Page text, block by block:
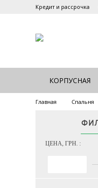
Кредит и рассрочка
КОРПУСНАЯ
Главная Спальня
ЦЕНА, ГРН. :